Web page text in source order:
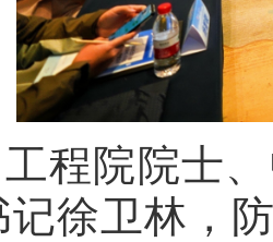
程院院士
记徐卫林，